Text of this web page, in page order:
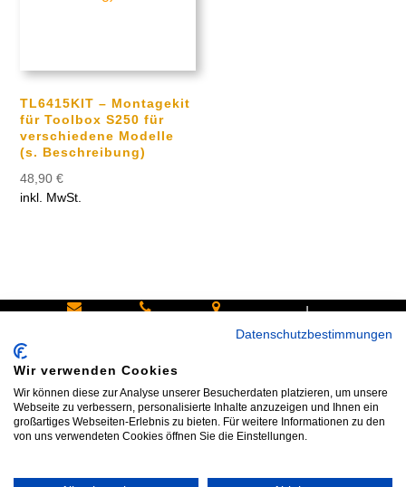
TL6415KIT – Montagekit
für Toolbox S250 für
verschiedene Modelle
(s. Beschreibung)
48,90€
inkl. MwSt.
info@bike
shop24.n
et
an:
Tel.+49
172 40 59
85540
Haar bei
|
Datenschutzbestimmungen
Wir verwenden Cookies
Wir können diese zur Analyse unserer Besucherdaten platzieren, um unsere
Webseite zu verbessern, personalisierte Inhalte anzuzeigen und Ihnen ein
großartiges Webseiten-Erlebnis zu bieten. Für weitere Informationen zu den
von uns verwendeten Cookies öffnen Sie die Einstellungen.